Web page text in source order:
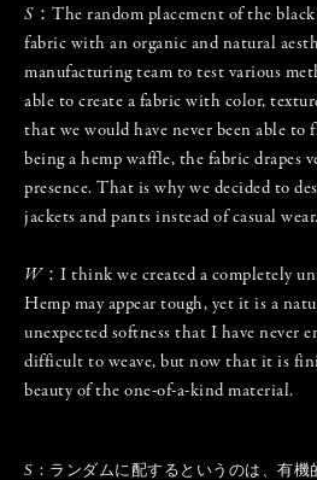
S：The random placement of the
fabric with an organic and natural
manufacturing team to test various
able to create a fabric with color,
that we would have never been able to
being a hemp waffle, the fabric drapes
presence. That is why we decided to
jackets and pants instead of casual wear.
W：I think we created a completely
Hemp may appear tough, yet it is a
unexpected softness that I have never
difficult to weave, but now that it is
beauty of the one-of-a-kind material.
S ：ランダムに配するというのは、有